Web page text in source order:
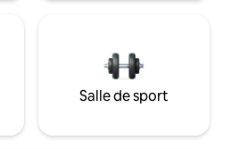
Salle de sport